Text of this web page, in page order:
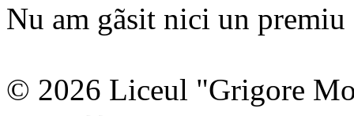
Nu am gãsit nici un premiu
© 2026 Liceul "Grigore